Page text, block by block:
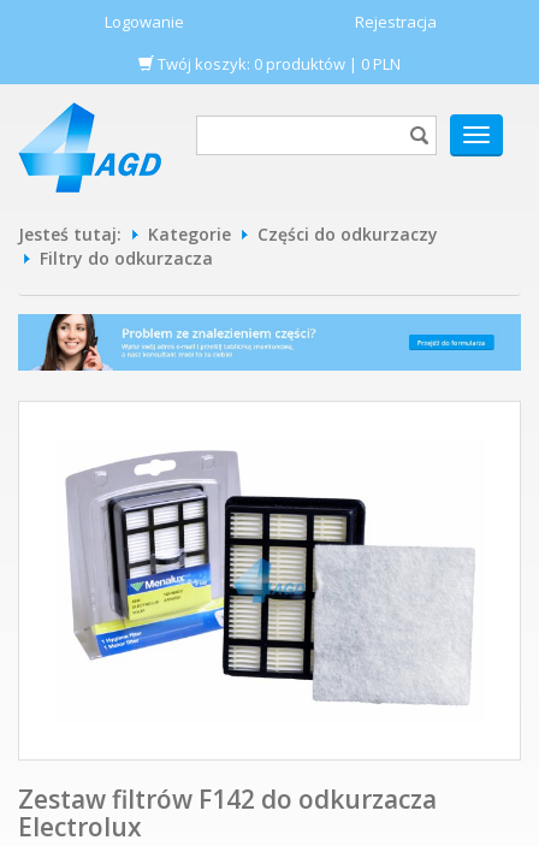
Logowanie
Rejestracja
Twój koszyk: 0 produktów | 0 PLN
POKAŻ
MENU
Jesteś tutaj: Kategorie
Części do odkurzaczy
Filtry do odkurzacza
Zestaw filtrów F142 do odkurzacza
Electrolux